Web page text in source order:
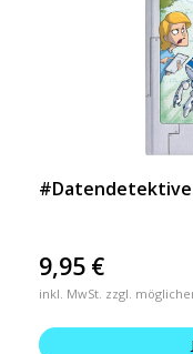
#Datendetektive.
9,95 €
inkl. MwSt. zzgl.